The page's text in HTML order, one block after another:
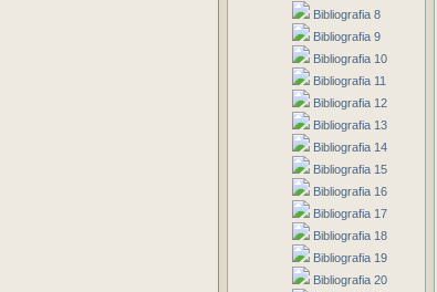
Bibliografia 8
Bibliografia 9
Bibliografia 10
Bibliografia 11
Bibliografia 12
Bibliografia 13
Bibliografia 14
Bibliografia 15
Bibliografia 16
Bibliografia 17
Bibliografia 18
Bibliografia 19
Bibliografia 20